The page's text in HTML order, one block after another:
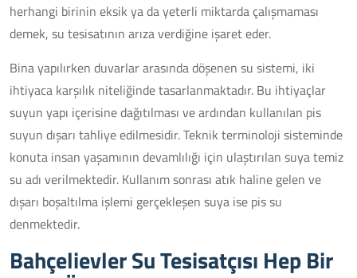
herhangi birinin eksik ya da yeterli miktarda çalışmaması
demek, su tesisatının arıza verdiğine işaret eder.
Bina yapılırken duvarlar arasında döşenen su sistemi, iki
ihtiyaca karşılık niteliğinde tasarlanmaktadır. Bu ihtiyaçlar
suyun yapı içerisine dağıtılması ve ardından kullanılan pis
suyun dışarı tahliye edilmesidir. Teknik terminoloji sisteminde
konuta insan yaşamının devamlılığı için ulaştırılan suya temiz
su adı verilmektedir. Kullanım sonrası atık haline gelen ve
dışarı boşaltılma işlemi gerçekleşen suya ise pis su
denmektedir.
Bahçelievler Su Tesisatçısı Hep Bir